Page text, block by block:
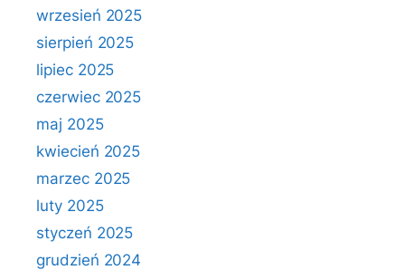
wrzesień 2025
sierpień 2025
lipiec 2025
czerwiec 2025
maj 2025
kwiecień 2025
marzec 2025
luty 2025
styczeń 2025
grudzień 2024